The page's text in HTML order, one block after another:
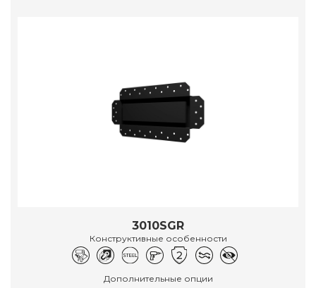
3010SGR
Конструктивные особенности
Дополнительные опции